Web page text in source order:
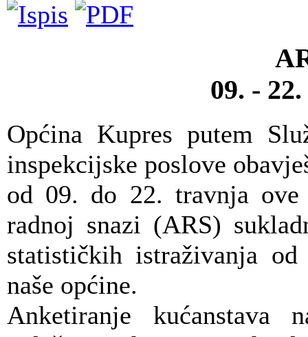
09. -
Općina Kupres putem
inspekcijske poslove
od 09. do 22. travnja ove
radnoj snazi (ARS)
statističkih istraživanja
naše općine.
Anketiranje kućanstava